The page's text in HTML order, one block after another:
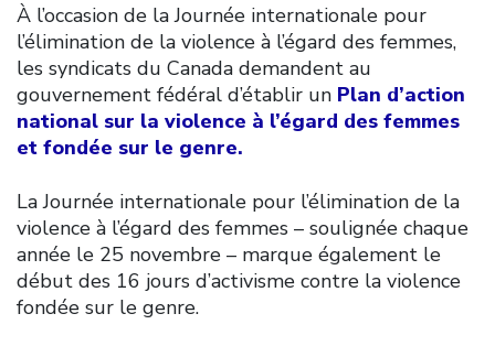
À l’occasion de la Journée internationale pour
l’élimination de la violence à l’égard des femmes,
les syndicats du Canada demandent au
gouvernement fédéral d’établir un Plan d’action
national sur la violence à l’égard des femmes
et fondée sur le genre.
La Journée internationale pour l’élimination de la
violence à l’égard des femmes – soulignée chaque
année le 25 novembre – marque également le
début des 16 jours d’activisme contre la violence
fondée sur le genre.